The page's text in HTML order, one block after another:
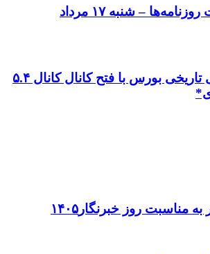
– شنبه ۱۷ مرداد
*رکوردشکنی تاریخی بورس با فتح کانال کانال ۵.۴
مناسبت روز خبرنگار۱۴۰۵